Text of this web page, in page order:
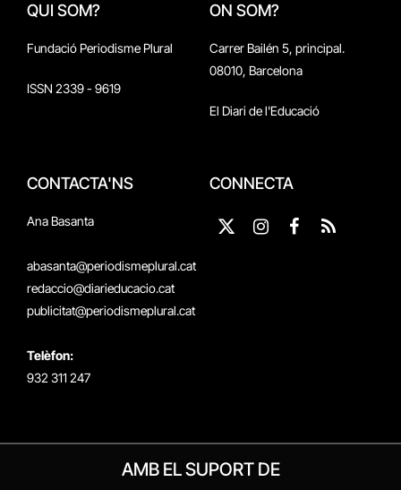
QUI SOM?
Fundació Periodisme Plural
ISSN 2339 - 9619
ON SOM?
Carrer Bailén 5, principal.
08010, Barcelona
El Diari de l'Educació
CONTACTA'NS
Ana Basanta
abasanta@periodismeplural.cat
redaccio@diarieducacio.cat
publicitat@periodismeplural.cat
Telèfon:
932 311 247
CONNECTA
X
Instagram
Facebook
RSS
AMB EL SUPORT DE